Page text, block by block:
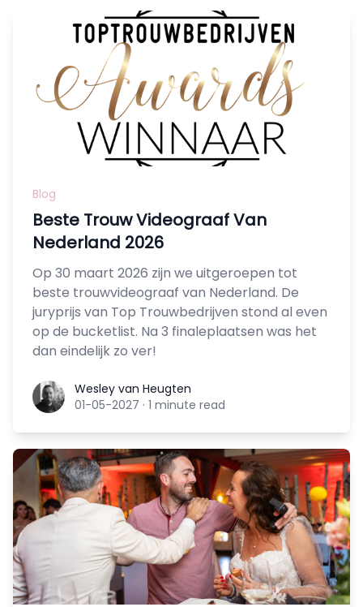
Blog
Beste Trouw Videograaf Van
Nederland 2026
Op 30 maart 2026 zijn we uitgeroepen tot
beste trouwvideograaf van Nederland. De
juryprijs van Top Trouwbedrijven stond al even
op de bucketlist. Na 3 finaleplaatsen was het
dan eindelijk zo ver!
Wesley van Heugten
Wesley van Heugten
01-05-2027 · 1 minute read